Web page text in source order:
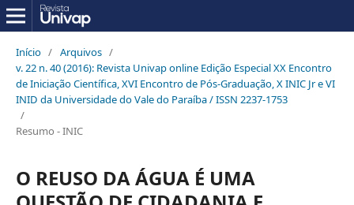
Início / Arquivos /
v. 22 n. 40 (2016): Revista Univap online Edição Especial XX Encontro
de Iniciação Científica, XVI Encontro de Pós-Graduação, X INIC Jr e VI
INID da Universidade do Vale do Paraíba / ISSN 2237-1753
/
Resumo - INIC
O REUSO DA ÁGUA É UMA